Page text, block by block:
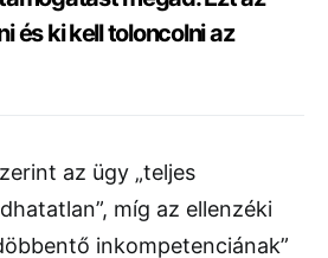
és ki kell toloncolni az
az ügy „teljes
míg az ellenzéki
inkompetenciának”